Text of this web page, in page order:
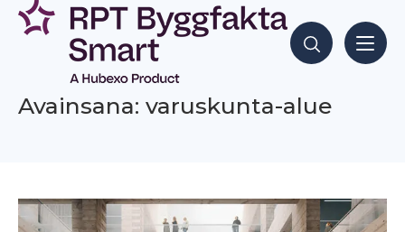
Siirry
sisältöön
Hae sisältöjä
Avainsana: varuskunta-alue